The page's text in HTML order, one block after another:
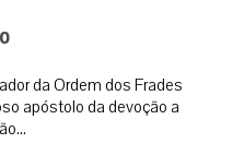
da Ordem dos Frades
apóstolo da devoção a